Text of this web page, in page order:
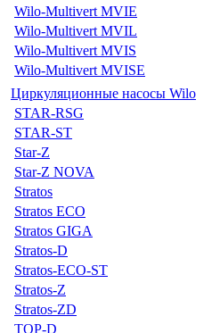
Wilo-Multivert MVIE
Wilo-Multivert MVIL
Wilo-Multivert MVIS
Wilo-Multivert MVISE
Циркуляционные насосы Wilo
STAR-RSG
STAR-ST
Star-Z
Star-Z NOVA
Stratos
Stratos ECO
Stratos GIGA
Stratos-D
Stratos-ECO-ST
Stratos-Z
Stratos-ZD
TOP-D